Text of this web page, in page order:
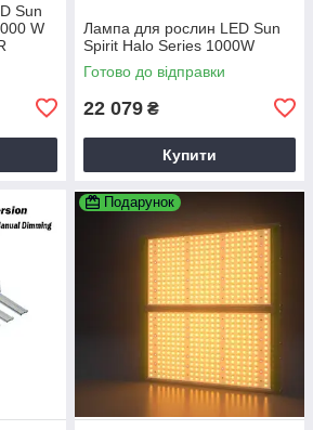
Sun
W
Лампа для рослин LED Sun
Spirit Halo Series 1000W
Готово до відправки
22 079 ₴
Купити
Подарунок